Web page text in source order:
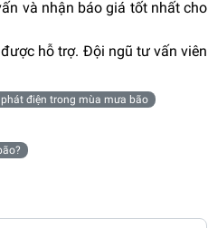
và nhận báo giá tốt nhất cho
hỗ trợ. Đội ngũ tư vấn viên
điện trong mùa mưa bão